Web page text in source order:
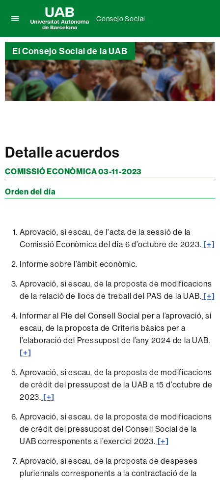
aquí
para
desplegar
el
menú
de
Consejo
Universitat
Autònoma
de
Barcelona
Consejo Social
El Consejo Social de la UAB
Detalle acuerdos
COMISSIÓ ECONÒMICA 03-11-2023
Orden del día
Aprovació, si escau, de l'acta de la sessió de la
Comissió Econòmica del dia 6 d’octubre de 2023. [+]
Informe sobre l’àmbit econòmic.
Aprovació, si escau, de la proposta de modificacions
de la relació de llocs de treball del PAS de la UAB. [+]
Informar al Ple del Consell Social per a l’aprovació, si
escau, de la proposta de Criteris bàsics per a
l’elaboració del Pressupost de l’any 2024 de la UAB.
[+]
Aprovació, si escau, de la proposta de modificacions
de crèdit del pressupost de la UAB a 15 d’octubre de
2023. [+]
Aprovació, si escau, de la proposta de modificacions
de crèdit del pressupost del Consell Social de la
UAB corresponents a l’exercici 2023. [+]
Aprovació, si escau, de la proposta de despeses
pluriennals corresponents a la contractació de la